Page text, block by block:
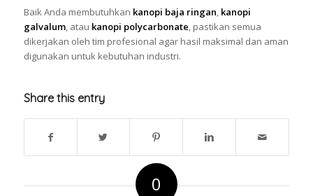
Baik Anda membutuhkan kanopi baja ringan, kanopi
galvalum, atau kanopi polycarbonate, pastikan semua
dikerjakan oleh tim profesional agar hasil maksimal dan aman
digunakan untuk kebutuhan industri.
Share this entry
0